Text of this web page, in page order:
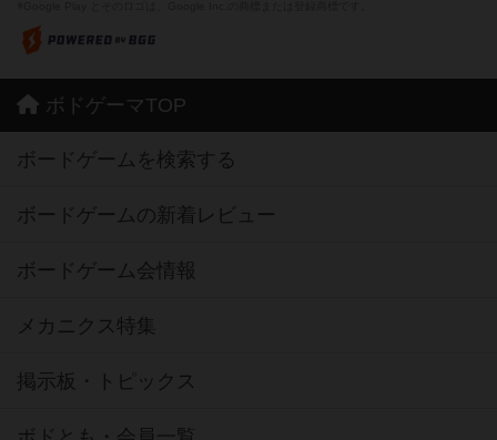
ボドゲーマTOP
ボードゲームを検索する
ボードゲームの新着レビュー
ボードゲーム会情報
メカニクス特集
掲示板・トピックス